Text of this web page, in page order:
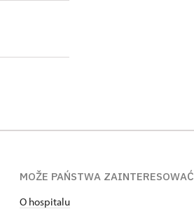
MOŽE PAŃSTWA ZAINTERESOWAĆ
O hospitalu